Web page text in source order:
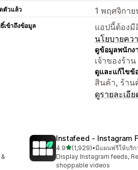
ตัวแล้ว 1 พฤศจิกาย
เข้าถึงข้อมูล
แอปนี้ต้องมี
นโยบายคว
ดูข้อมูลพนักง
เจ้าของร้าน
ดูและแก้ไขข้
สินค้า, ร้าน
ดูรายละเอีย
Instafeed ‑ Instagram
4.9เต็ม 5 ดาว
(1,929)
ทั้งหมด 1929 รีวิว
•มีแผนฟรีให้บริก
Display Instagram feeds,
shoppable videos